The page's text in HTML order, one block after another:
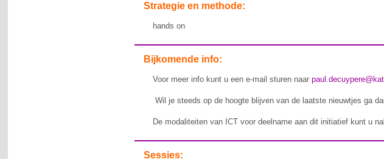
Strategie en methode:
hands on
Bijkomende info:
Voor meer info kunt u een e-mail sturen naar
Wil je steeds op de hoogte blijven van de laatste nieuwtjes ga
De modaliteiten van ICT voor deelname aan dit initiatief kunt u
Sessies: